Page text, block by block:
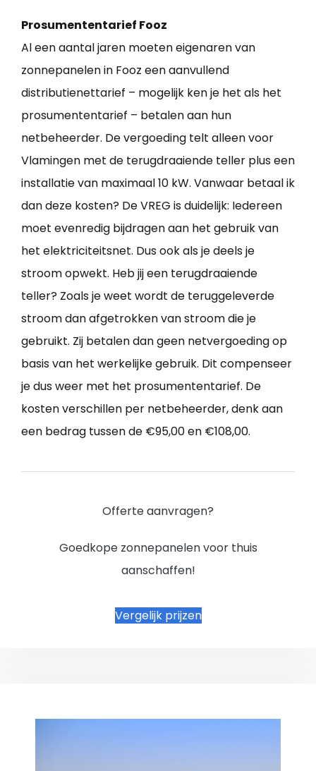
Prosumententarief Fooz
Al een aantal jaren moeten eigenaren van
zonnepanelen in Fooz een aanvullend
distributienettarief – mogelijk ken je het als het
prosumententarief – betalen aan hun
netbeheerder. De vergoeding telt alleen voor
Vlamingen met de terugdraaiende teller plus een
installatie van maximaal 10 kW. Vanwaar betaal ik
dan deze kosten? De VREG is duidelijk: Iedereen
moet evenredig bijdragen aan het gebruik van
het elektriciteitsnet. Dus ook als je deels je
stroom opwekt. Heb jij een terugdraaiende
teller? Zoals je weet wordt de teruggeleverde
stroom dan afgetrokken van stroom die je
gebruikt. Zij betalen dan geen netvergoeding op
basis van het werkelijke gebruik. Dit compenseer
je dus weer met het prosumententarief. De
kosten verschillen per netbeheerder, denk aan
een bedrag tussen de €95,00 en €108,00.
Offerte aanvragen?
Goedkope zonnepanelen voor thuis
aanschaffen!
Vergelijk prijzen